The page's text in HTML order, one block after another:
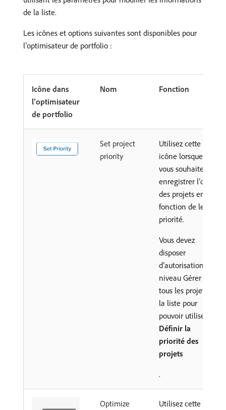
de la liste.
Les icônes et options suivantes sont disponibles pour
l’optimisateur de portfolio :
Icône dans
l’optimisateur
de portfolio
Nom Fonction
Set project
priority
Utilisez cette
icône lorsque
vous souhaitez
enregistrer l’ordre
des projets en
fonction de leur
priorité.
Vous devez
disposer
d’autorisations de
niveau Gérer pour
tous les projets de
la liste pour
pouvoir utiliser
Définir la
priorité des
projets
.
Optimize
Utilisez cette